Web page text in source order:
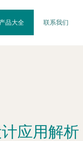
产品大全 联系我们
应用解析